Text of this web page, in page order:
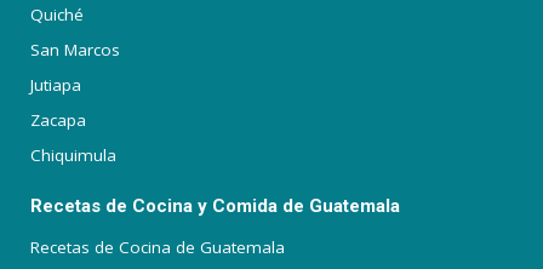
Quiché
San Marcos
Jutiapa
Zacapa
Chiquimula
Recetas de Cocina y Comida de Guatemala
Recetas de Cocina de Guatemala